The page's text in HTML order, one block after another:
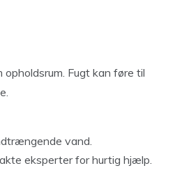
Fugt kan føre til
vand.
eksperter for hurtig hjælp.